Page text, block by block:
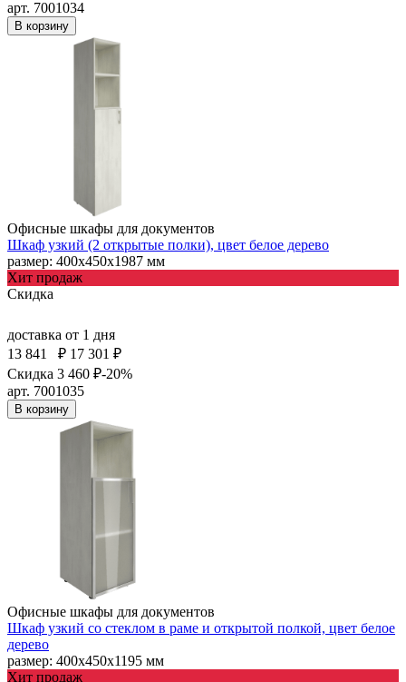
арт. 7001034
В корзину
Офисные шкафы для документов
Шкаф узкий (2 открытые полки), цвет белое дерево
размер: 400х450х1987 мм
Хит продаж
Скидка
доставка от 1 дня
13 841
₽ 17 301 ₽
Скидка 3 460 ₽-20%
арт. 7001035
В корзину
Офисные шкафы для документов
Шкаф узкий со стеклом в раме и открытой полкой, цвет белое
дерево
размер: 400х450х1195 мм
Хит продаж